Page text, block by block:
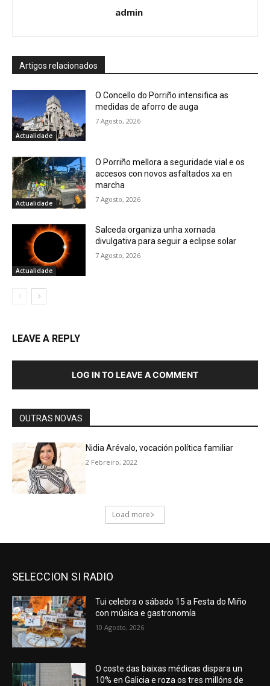
SELECCION SI RADIO
Tui celebra o sábado 15 a Festa do Miño
con música e gastronomía
10 Agosto, 2026
O coste das baixas médicas dispara un
10% en Galicia e roza os tres millóns de